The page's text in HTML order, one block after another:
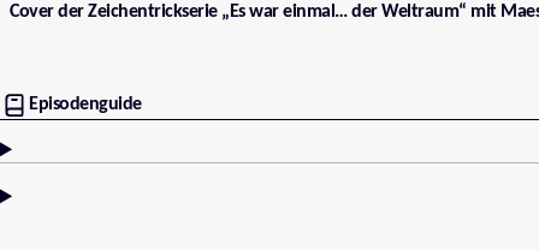
Cover der Zeichentrickserie „Es war einmal… der Weltraum“ mit
Episodenguide